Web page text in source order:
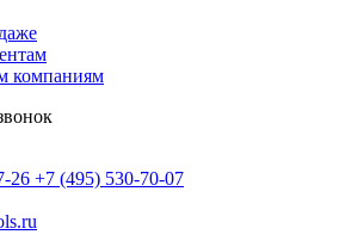
компаниям
26 +7 (495) 530-70-07